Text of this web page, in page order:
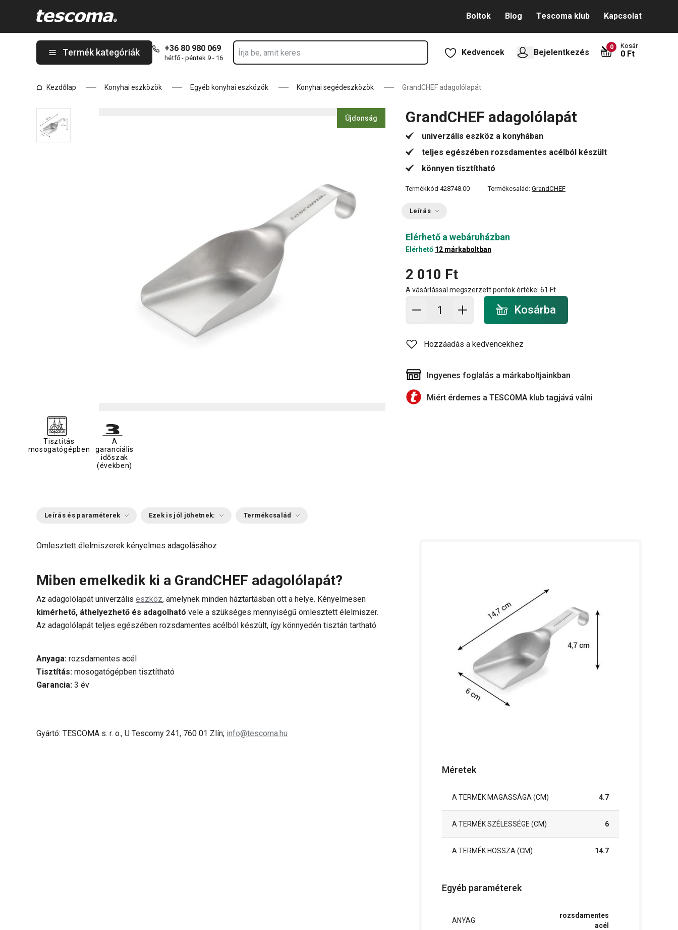
Boltok Blog Tescoma klub Kapcsolat
Termék kategóriák +36 80 980 069
hétfő - péntek 9 - 16
Kedvencek Bejelentkezés
0 Kosár
0 Ft
Kezdőlap Konyhai eszközök Egyéb konyhai eszközök Konyhai segédeszközök GrandCHEF adagolólapát
Újdonság GrandCHEF adagolólapát
univerzális eszköz a konyhában
teljes egészében rozsdamentes acélból készült
könnyen tisztítható
Termékkód 428748.00 Termékcsalád: GrandCHEF
Leírás
Elérhető a webáruházban
Elérhető 12 márkaboltban
2 010 Ft
A vásárlással megszerzett pontok értéke: 61 Ft
Kosárba - mennyiség
Kosárba
Hozzáadás a kedvencekhez
Ingyenes foglalás a márkaboltjainkban
Miért érdemes a TESCOMA klub tagjává válni
Tisztítás
mosogatógépben
A
garanciális
időszak
(években)
Leírás és paraméterek Ezek is jól jöhetnek: Termékcsalád
Ömlesztett élelmiszerek kényelmes adagolásához
Miben emelkedik ki a GrandCHEF adagolólapát?
Az adagolólapát univerzális eszköz, amelynek minden háztartásban ott a helye. Kényelmesen
kimérhető, áthelyezhető és adagolható vele a szükséges mennyiségű ömlesztett élelmiszer.
Az adagolólapát teljes egészében rozsdamentes acélból készült, így könnyedén tisztán tartható.
Anyaga: rozsdamentes acél
Tisztítás: mosogatógépben tisztítható
Garancia: 3 év
Gyártó: TESCOMA s. r. o., U Tescomy 241, 760 01 Zlín; info@tescoma.hu
Méretek
A TERMÉK MAGASSÁGA (CM) 4.7
A TERMÉK SZÉLESSÉGE (CM) 6
A TERMÉK HOSSZA (CM) 14.7
Egyéb paraméterek
ANYAG
rozsdamentes
acél